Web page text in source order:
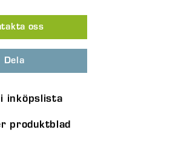
oss
Dela
inköpslista
produktblad